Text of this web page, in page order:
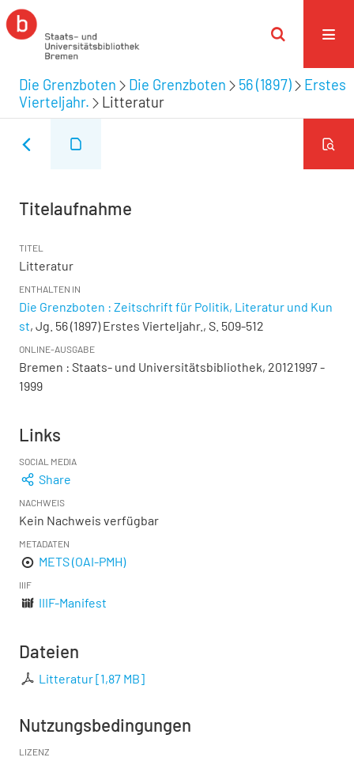
Die Grenzboten Die Grenzboten 56 (1897)
Erstes
Vierteljahr.
Litteratur
Titelaufnahme
TITEL
Litteratur
ENTHALTEN IN
Die Grenzboten : Zeitschrift für Politik, Literatur und Kun
st, Jg. 56 (1897) Erstes Vierteljahr., S. 509-512
ONLINE-AUSGABE
Bremen : Staats- und Universitätsbibliothek, 20121997 -
1999
Links
SOCIAL MEDIA
Share
NACHWEIS
Kein Nachweis verfügbar
METADATEN
METS (OAI-PMH)
IIIF
IIIF-Manifest
Dateien
Litteratur[1,87 MB]
Nutzungsbedingungen
LIZENZ